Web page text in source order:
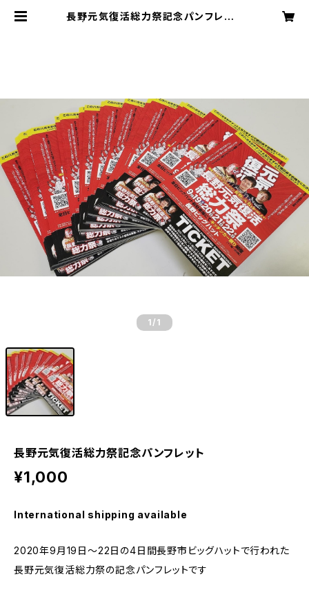
長野元気復活総力祭記念パンフレット
1 /1
長野元気復活総力祭記念パンフレット
¥1,000
International shipping available
2020年9月19日〜22日の4日間長野市ビッグハットで行われた
長野元気復活総力祭の記念パンフレットです